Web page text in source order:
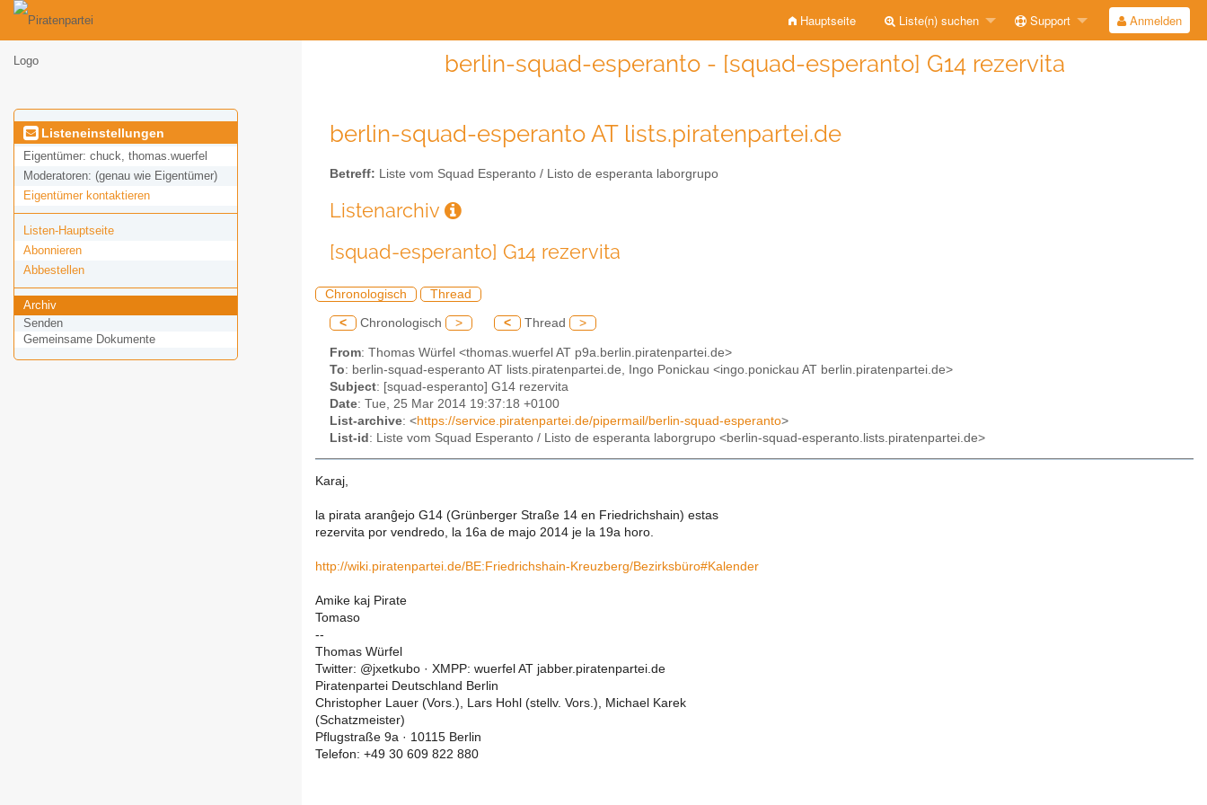
Hauptseite Liste(n) suchen Support Anmelden
berlin-squad-esperanto - [squad-esperanto] G14 rezervita
Listeneinstellungen
Eigentümer: chuck, thomas.wuerfel
Moderatoren: (genau wie Eigentümer)
Eigentümer kontaktieren
Listen-Hauptseite
Abonnieren
Abbestellen
Archiv
Senden
Gemeinsame Dokumente
berlin-squad-esperanto AT lists.piratenpartei.de
Betreff: Liste vom Squad Esperanto / Listo de esperanta laborgrupo
Listenarchiv
[squad-esperanto] G14 rezervita
Chronologisch Thread
< Chronologisch > < Thread >
From: Thomas Würfel <thomas.wuerfel AT p9a.berlin.piratenpartei.de>
To: berlin-squad-esperanto AT lists.piratenpartei.de, Ingo Ponickau <ingo.ponickau AT berlin.piratenpartei.de>
Subject: [squad-esperanto] G14 rezervita
Date: Tue, 25 Mar 2014 19:37:18 +0100
List-archive: <https://service.piratenpartei.de/pipermail/berlin-squad-esperanto>
List-id : Liste vom Squad Esperanto / Listo de esperanta laborgrupo <berlin-squad-esperanto.lists.piratenpartei.de>
Karaj,
la pirata aranĝejo G14 (Grünberger Straße 14 en Friedrichshain) estas
rezervita por vendredo, la 16a de majo 2014 je la 19a horo.
http://wiki.piratenpartei.de/BE:Friedrichshain-Kreuzberg/Bezirksbüro#Kalender
Amike kaj Pirate
Tomaso
--
Thomas Würfel
Twitter: @jxetkubo · XMPP: wuerfel AT jabber.piratenpartei.de
Piratenpartei Deutschland Berlin
Christopher Lauer (Vors.), Lars Hohl (stellv. Vors.), Michael Karek
(Schatzmeister)
Pflugstraße 9a · 10115 Berlin
Telefon: +49 30 609 822 880